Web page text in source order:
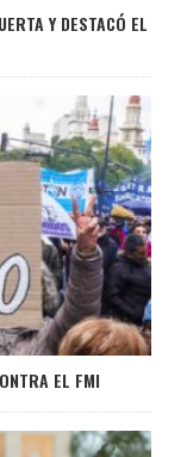
Y DESTACÓ EL
EL FMI